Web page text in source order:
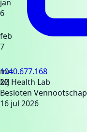
jan
6
feb
7
mrt
22
1040.677.168
MJ Health Lab
Besloten Vennootschap
16 jul 2026